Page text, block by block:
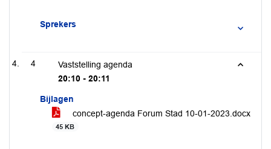
Sprekers
4
Vaststelling agenda
20:10 - 20:11
Bijlagen
concept-agenda Forum Stad 10-01-2023.docx
45 KB